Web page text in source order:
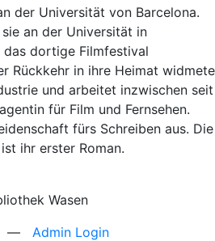
der Universität von Barcelona.
an der Universität in
dortige Filmfestival
Rückkehr in ihre Heimat widmete
und arbeitet inzwischen seit
für Film und Fernsehen.
fürs Schreiben aus. Die
ihr erster Roman.
Wasen
— Admin Login